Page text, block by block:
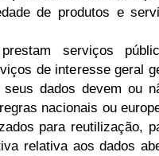
de produtos e
serviços
de interesse geral
dados devem ou
nacionais ou
para reutilização,
relativa aos dados